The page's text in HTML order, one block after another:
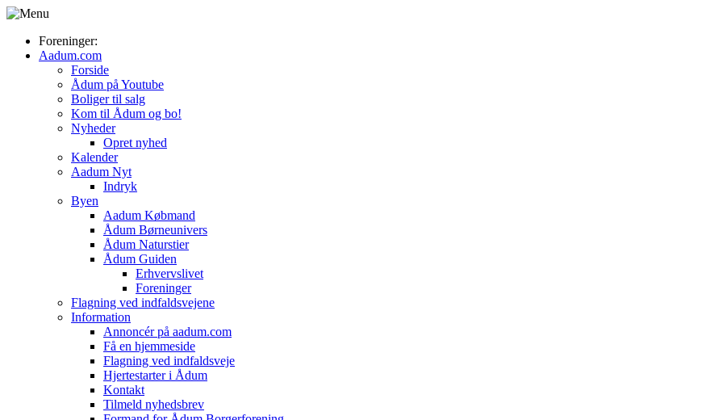
Foreninger:
Aadum.com
Forside
Ådum på Youtube
Boliger til salg
Kom til Ådum og bo!
Nyheder
Opret nyhed
Kalender
Aadum Nyt
Indryk
Byen
Aadum Købmand
Ådum Børneunivers
Ådum Naturstier
Ådum Guiden
Erhvervslivet
Foreninger
Flagning ved indfaldsvejene
Information
Annoncér på aadum.com
Få en hjemmeside
Flagning ved indfaldsveje
Hjertestarter i Ådum
Kontakt
Tilmeld nyhedsbrev